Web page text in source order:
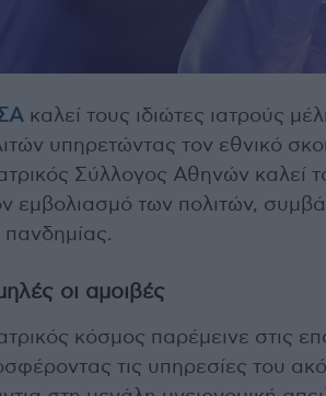
καλεί τους ιδιώτες ιατρούς
υπηρετώντας τον εθνικό
Σύλλογος Αθηνών καλεί
εμβολιασμό των πολιτών,
πανδημίας.
οι αμοιβές
κόσμος παρέμεινε στις
τις υπηρεσίες του